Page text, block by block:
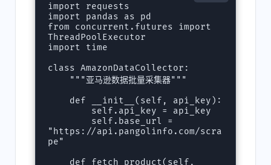
import requests
import pandas as pd
from concurrent.futures import
ThreadPoolExecutor
import time
class AmazonDataCollector:
"https://api.pangolinfo.com/scra
pe"